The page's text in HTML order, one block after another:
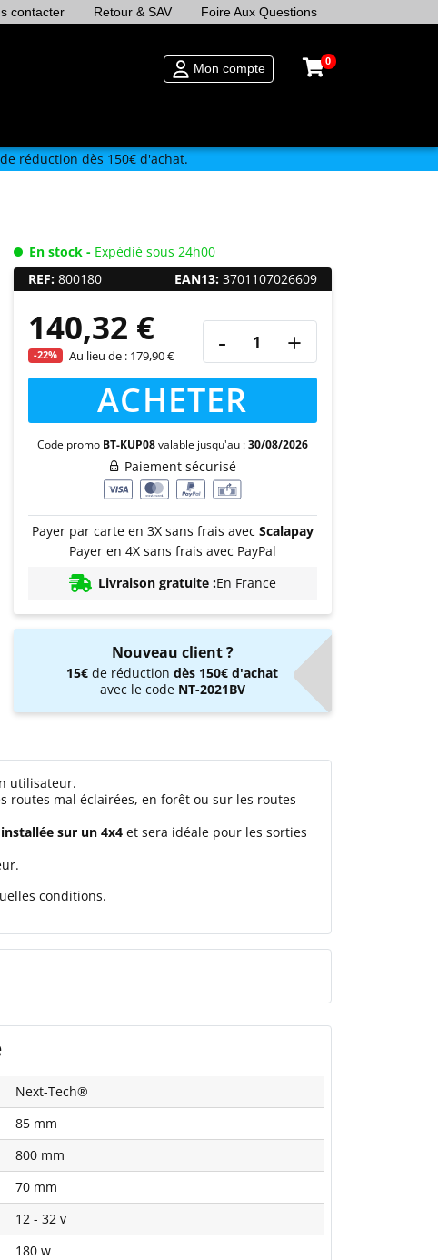
contacter Retour & SAV Foire Aux Questions
Mon compte 0
réduction dès 150€ d'achat.
En stock - Expédié sous 24h00
REF: 800180 EAN13:3701107026609
140,32 €
-22% Au lieu de : 179,90 € - +
ACHETER
Code promo BT-KUP08valable jusqu'au :30/08/2026
Paiement sécurisé
Payer par carte en 3X sans frais avec Scalapay
Payer en 4X sans frais avec PayPal
Livraison gratuite :En France
Nouveau client ?
15€ de réductiondès 150€ d'achat
avec le code NT-2021BV
utilisateur.
routes mal éclairées, en forêt ou sur les routes
installée sur un 4x4 et sera idéale pour les sorties
conditions.
Next-Tech®
85 mm
800 mm
70 mm
12 - 32 v
180 w